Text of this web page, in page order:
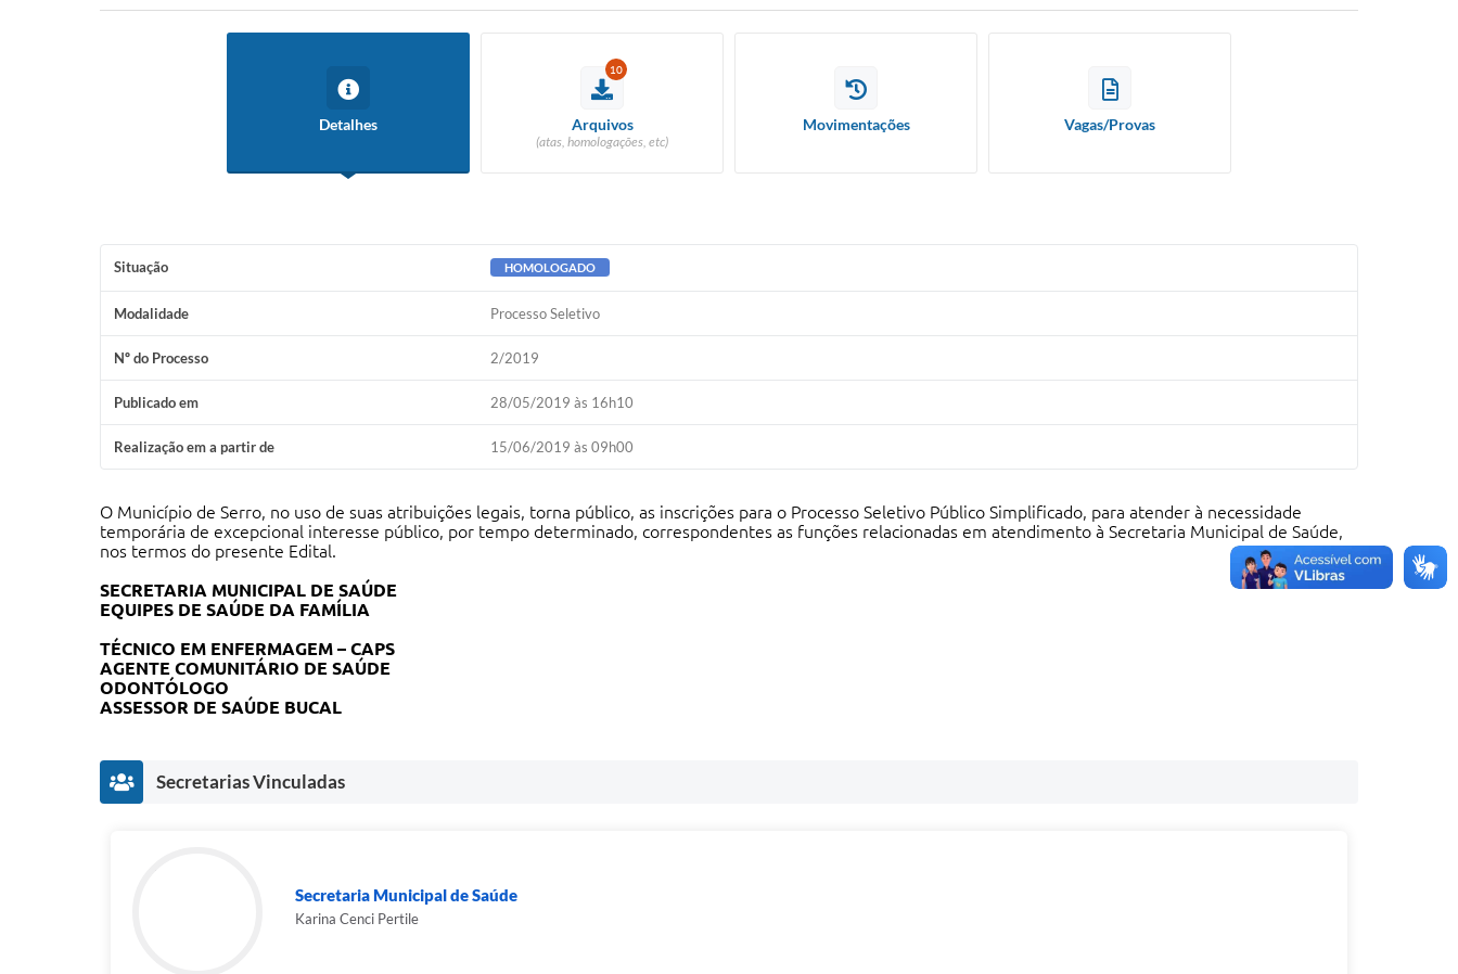
Detalhes
10
Arquivos
(atas, homologações, etc)
Movimentações Vagas/Provas
Situação HOMOLOGADO
Modalidade Processo Seletivo
Nº do Processo 2/2019
Publicado em 28/05/2019 às 16h10
Realização em a partir de 15/06/2019 às 09h00
O Município de Serro, no uso de suas atribuições legais, torna público, as inscrições para o Processo Seletivo Público Simplificado, para atender à necessidade
temporária de excepcional interesse público, por tempo determinado, correspondentes as funções relacionadas em atendimento à Secretaria Municipal de Saúde,
nos termos do presente Edital.
SECRETARIA MUNICIPAL DE SAÚDE
EQUIPES DE SAÚDE DA FAMÍLIA
TÉCNICO EM ENFERMAGEM – CAPS
AGENTE COMUNITÁRIO DE SAÚDE
ODONTÓLOGO
ASSESSOR DE SAÚDE BUCAL
Secretarias Vinculadas
Secretaria Municipal de Saúde
Karina Cenci Pertile